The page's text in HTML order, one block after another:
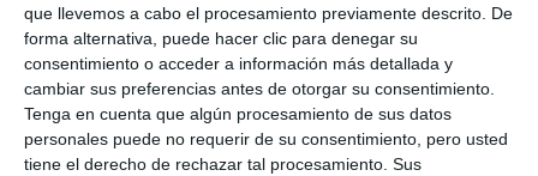
que llevemos a cabo el procesamiento previamente descrito. De
forma alternativa, puede hacer clic para denegar su
consentimiento o acceder a información más detallada y
cambiar sus preferencias antes de otorgar su consentimiento.
Tenga en cuenta que algún procesamiento de sus datos
personales puede no requerir de su consentimiento, pero usted
tiene el derecho de rechazar tal procesamiento. Sus